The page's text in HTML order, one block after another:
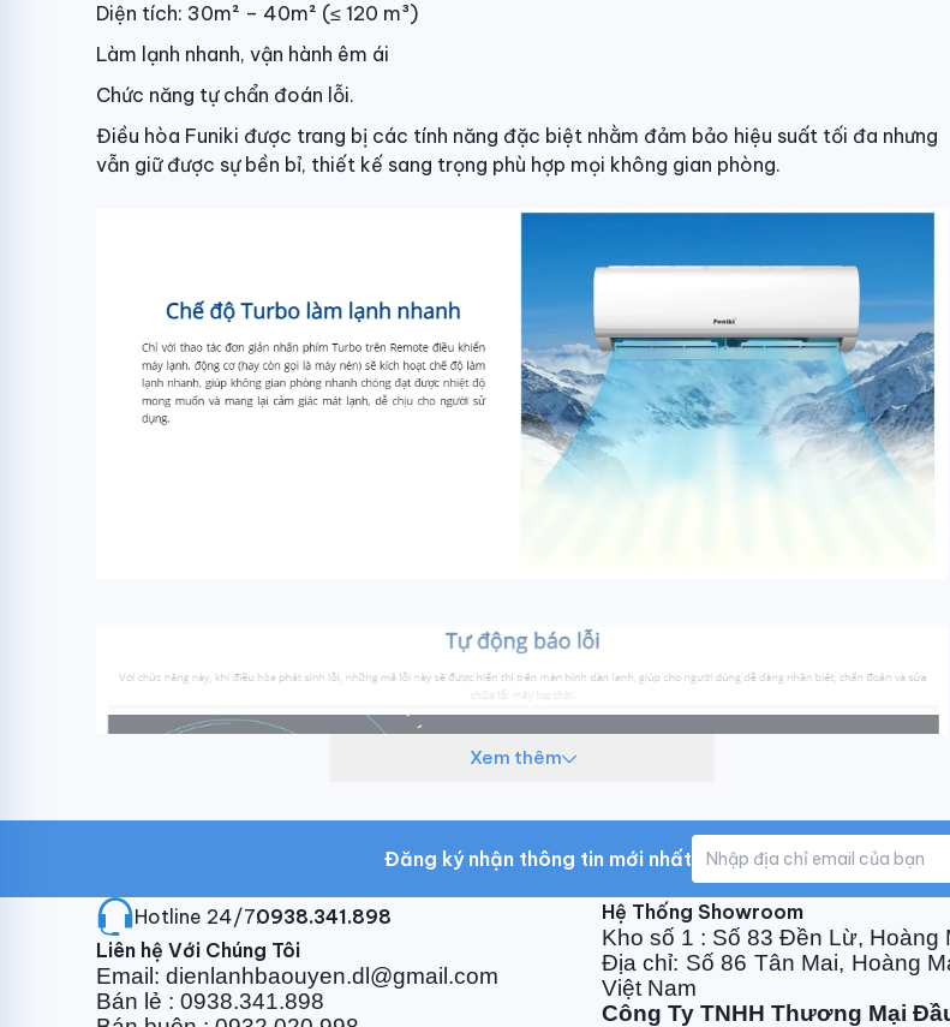
Diện tích: 30m² – 40m² (≤ 120 m³)
Làm lạnh nhanh, vận hành êm ái
Chức năng tự chẩn đoán lỗi.
Điều hòa Funiki được trang bị các tính năng đặc biệt nhằm đảm bảo hiệu suất tối đa nhưng
vẫn giữ được sự bền bỉ, thiết kế sang trọng phù hợp mọi không gian phòng.
Xem thêm
Đăng ký nhận thông tin mới nhất
Hotline 24/7:0938.341.898
Liên hệ Với Chúng Tôi
Email: dienlanhbaouyen.dl@gmail.com
Bán lẻ : 0938.341.898
Hệ Thống Showroom
Kho số 1 : Số 83 Đền Lừ, Hoàng
Địa chỉ: Số 86 Tân Mai, Hoàng
Việt Nam
Công Ty TNHH Thương Mại